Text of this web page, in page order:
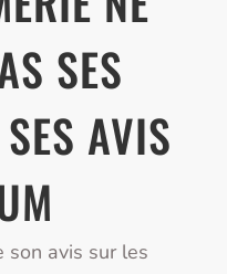
SES
AVIS
son avis sur les